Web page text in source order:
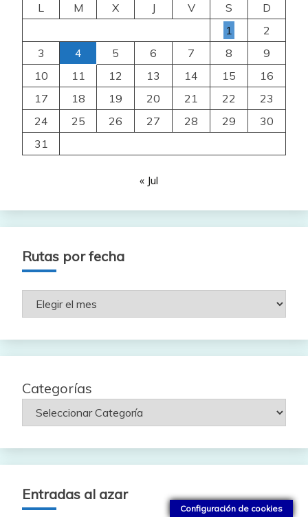
L
M X J V S
D
1
2
3
4 5 6 7 8
9
10
11 12 13 14 15
16
17
18 19 20 21 22
23
24
25 26 27 28 29
30
31
« Jul
Rutas por fecha
Rutas
por
Categorías
Entradas al azar
Configuración de cookies